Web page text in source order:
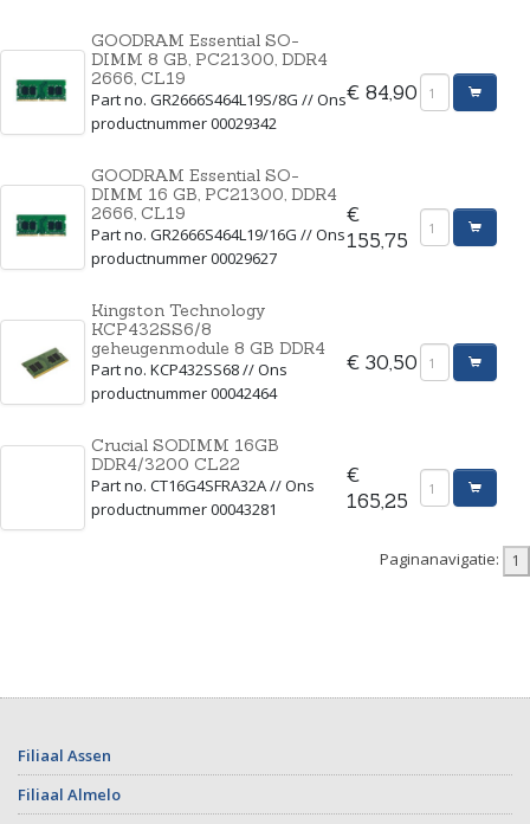
GOODRAM Essential SO-
DIMM 8 GB, PC21300, DDR4
2666, CL19
Part no. GR2666S464L19S/8G // Ons
productnummer 00029342
€ 84,90
GOODRAM Essential SO-
DIMM 16 GB, PC21300, DDR4
2666, CL19
Part no. GR2666S464L19/16G // Ons
productnummer 00029627
€
155,75
Kingston Technology
KCP432SS6/8
geheugenmodule 8 GB DDR4
Part no. KCP432SS68 // Ons
productnummer 00042464
€ 30,50
Crucial SODIMM 16GB
DDR4/3200 CL22
Part no. CT16G4SFRA32A // Ons
productnummer 00043281
€
165,25
Paginanavigatie:
Filiaal Assen
Filiaal Almelo